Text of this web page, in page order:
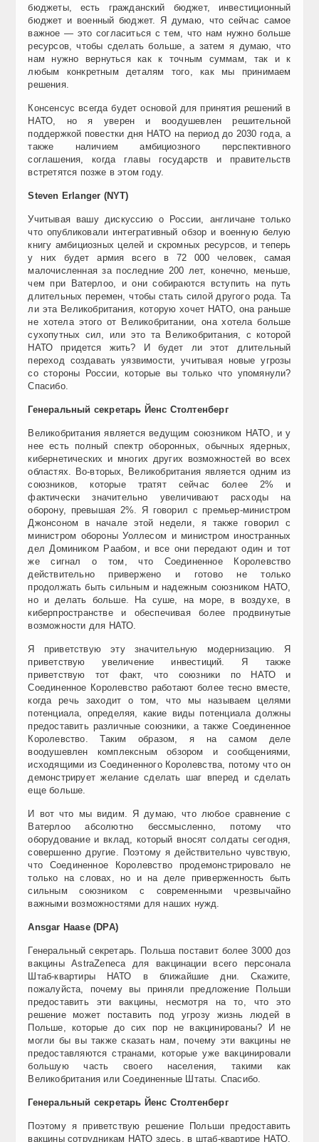
бюджеты, есть гражданский бюджет, инвестиционный
бюджет и военный бюджет. Я думаю, что сейчас самое
важное — это согласиться с тем, что нам нужно больше
ресурсов, чтобы сделать больше, а затем я думаю, что
нам нужно вернуться как к точным суммам, так и к
любым конкретным деталям того, как мы принимаем
решения.
Консенсус всегда будет основой для принятия решений в
НАТО, но я уверен и воодушевлен решительной
поддержкой повестки дня НАТО на период до 2030 года, а
также наличием амбициозного перспективного
соглашения, когда главы государств и правительств
встретятся позже в этом году.
Steven Erlanger (NYT)
Учитывая вашу дискуссию о России, англичане только
что опубликовали интегративный обзор и военную белую
книгу амбициозных целей и скромных ресурсов, и теперь
у них будет армия всего в 72 000 человек, самая
малочисленная за последние 200 лет, конечно, меньше,
чем при Ватерлоо, и они собираются вступить на путь
длительных перемен, чтобы стать силой другого рода. Та
ли эта Великобритания, которую хочет НАТО, она раньше
не хотела этого от Великобритании, она хотела больше
сухопутных сил, или это та Великобритания, с которой
НАТО придется жить? И будет ли этот длительный
переход создавать уязвимости, учитывая новые угрозы
со стороны России, которые вы только что упомянули?
Спасибо.
Генеральный секретарь Йенс Столтенберг
Великобритания является ведущим союзником НАТО, и у
нее есть полный спектр оборонных, обычных ядерных,
кибернетических и многих других возможностей во всех
областях. Во-вторых, Великобритания является одним из
союзников, которые тратят сейчас более 2% и
фактически значительно увеличивают расходы на
оборону, превышая 2%. Я говорил с премьер-министром
Джонсоном в начале этой недели, я также говорил с
министром обороны Уоллесом и министром иностранных
дел Домиником Раабом, и все они передают один и тот
же сигнал о том, что Соединенное Королевство
действительно привержено и готово не только
продолжать быть сильным и надежным союзником НАТО,
но и делать больше. На суше, на море, в воздухе, в
киберпространстве и обеспечивая более продвинутые
возможности для НАТО.
Я приветствую эту значительную модернизацию. Я
приветствую увеличение инвестиций. Я также
приветствую тот факт, что союзники по НАТО и
Соединенное Королевство работают более тесно вместе,
когда речь заходит о том, что мы называем целями
потенциала, определяя, какие виды потенциала должны
предоставить различные союзники, а также Соединенное
Королевство. Таким образом, я на самом деле
воодушевлен комплексным обзором и сообщениями,
исходящими из Соединенного Королевства, потому что он
демонстрирует желание сделать шаг вперед и сделать
еще больше.
И вот что мы видим. Я думаю, что любое сравнение с
Ватерлоо абсолютно бессмысленно, потому что
оборудование и вклад, который вносят солдаты сегодня,
совершенно другие. Поэтому я действительно чувствую,
что Соединенное Королевство продемонстрировало не
только на словах, но и на деле приверженность быть
сильным союзником с современными чрезвычайно
важными возможностями для наших нужд.
Ansgar Haase (DPA)
Генеральный секретарь. Польша поставит более 3000 доз
вакцины AstraZeneca для вакцинации всего персонала
Штаб-квартиры НАТО в ближайшие дни. Скажите,
пожалуйста, почему вы приняли предложение Польши
предоставить эти вакцины, несмотря на то, что это
решение может поставить под угрозу жизнь людей в
Польше, которые до сих пор не вакцинированы? И не
могли бы вы также сказать нам, почему эти вакцины не
предоставляются странами, которые уже вакцинировали
большую часть своего населения, такими как
Великобритания или Соединенные Штаты. Спасибо.
Генеральный секретарь Йенс Столтенберг
Поэтому я приветствую решение Польши предоставить
вакцины сотрудникам НАТО здесь, в штаб-квартире НАТО.